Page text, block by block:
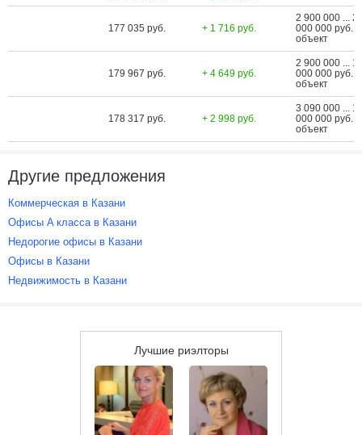
177 035 руб. + 1 716 руб.
2 900 000 ...
000 000 руб.
объект
179 967 руб. + 4 649 руб.
2 900 000 ...
000 000 руб.
объект
178 317 руб. + 2 998 руб.
3 090 000 ...
000 000 руб.
объект
Другие предложения
Коммерческая в Казани
Офисы A класса в Казани
Недорогие офисы в Казани
Офисы в Казани
Недвижимость в Казани
Лучшие риэлторы